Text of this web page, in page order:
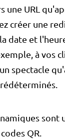
une URL
créer une
date et
à vos
spectacle
sont
QR.